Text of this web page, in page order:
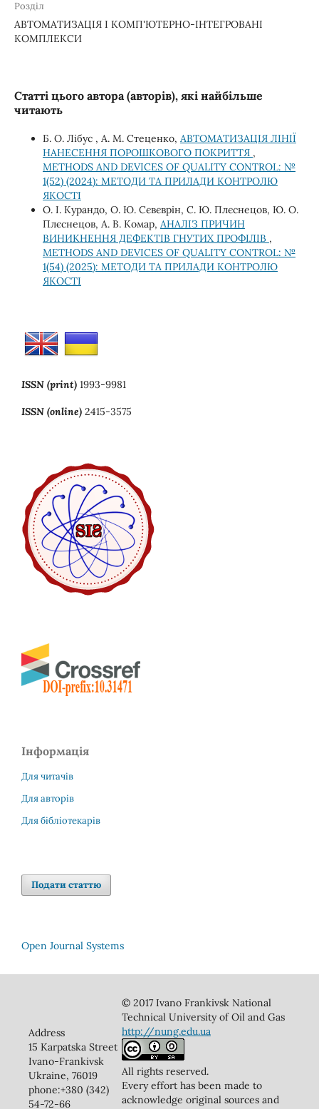
Розділ
АВТОМАТИЗАЦІЯ І КОМП'ЮТЕРНО-ІНТЕГРОВАНІ
КОМПЛЕКСИ
Статті цього автора (авторів), які найбільше
читають
Б. О. Лібус , А. М. Стеценко, АВТОМАТИЗАЦІЯ ЛІНІЇ
НАНЕСЕННЯ ПОРОШКОВОГО ПОКРИТТЯ ,
METHODS AND DEVICES OF QUALITY CONTROL: №
1(52) (2024): МЕТОДИ ТА ПРИЛАДИ КОНТРОЛЮ
ЯКОСТІ
О. І. Курандо, О. Ю. Сєвєврін, С. Ю. Плєснецов, Ю. О.
Плєснецов, А. В. Комар, АНАЛІЗ ПРИЧИН
ВИНИКНЕННЯ ДЕФЕКТІВ ГНУТИХ ПРОФІЛІВ ,
METHODS AND DEVICES OF QUALITY CONTROL: №
1(54) (2025): МЕТОДИ ТА ПРИЛАДИ КОНТРОЛЮ
ЯКОСТІ
ISSN (print) 1993-9981
ISSN (online) 2415-3575
Інформація
Для читачів
Для авторів
Для бібліотекарів
Подати статтю
Open Journal Systems
Address
15 Karpatska Street
Ivano-Frankivsk
Ukraine, 76019
phone:+380 (342)
54-72-66
© 2017 Ivano Frankivsk National
Technical University of Oil and Gas
http://nung.edu.ua
All rights reserved.
Every effort has been made to
acknowledge original sources and